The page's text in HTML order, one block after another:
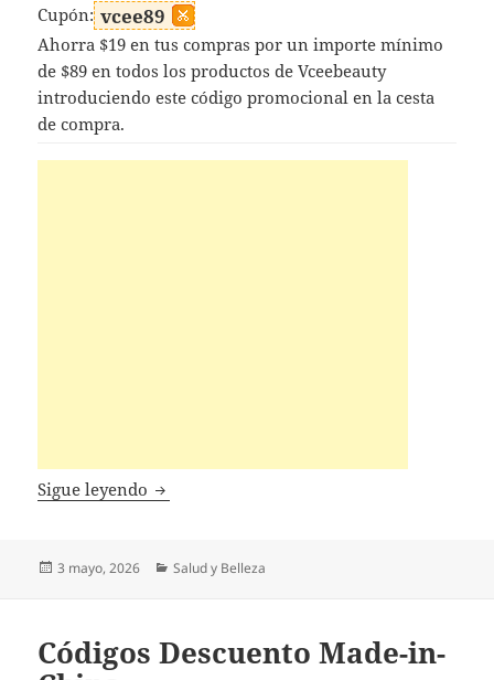
Cupón: vcee89
Ahorra $19 en tus compras por un importe mínimo
de $89 en todos los productos de Vceebeauty
introduciendo este código promocional en la cesta
de compra.
Sigue leyendo Códigos Descuento Vceebeauty
Publicado
3 mayo, 2026 Categorías
Salud y Belleza
Códigos Descuento Made-in-